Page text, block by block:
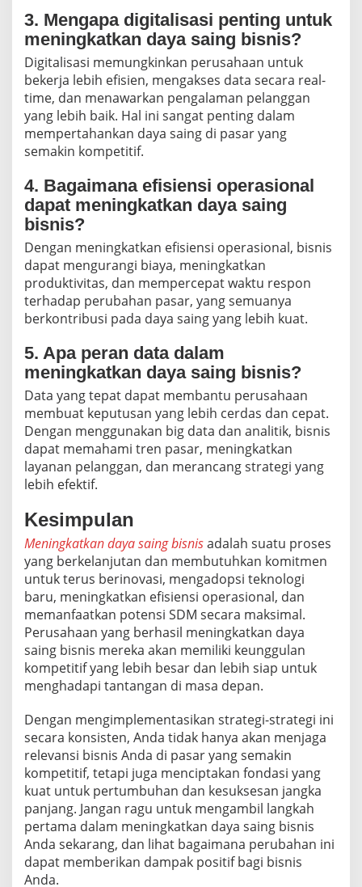
3. Mengapa digitalisasi penting untuk
meningkatkan daya saing bisnis?
Digitalisasi memungkinkan perusahaan untuk
bekerja lebih efisien, mengakses data secara real-
time, dan menawarkan pengalaman pelanggan
yang lebih baik. Hal ini sangat penting dalam
mempertahankan daya saing di pasar yang
semakin kompetitif.
4. Bagaimana efisiensi operasional
dapat meningkatkan daya saing
bisnis?
Dengan meningkatkan efisiensi operasional, bisnis
dapat mengurangi biaya, meningkatkan
produktivitas, dan mempercepat waktu respon
terhadap perubahan pasar, yang semuanya
berkontribusi pada daya saing yang lebih kuat.
5. Apa peran data dalam
meningkatkan daya saing bisnis?
Data yang tepat dapat membantu perusahaan
membuat keputusan yang lebih cerdas dan cepat.
Dengan menggunakan big data dan analitik, bisnis
dapat memahami tren pasar, meningkatkan
layanan pelanggan, dan merancang strategi yang
lebih efektif.
Kesimpulan
Meningkatkan daya saing bisnisadalah suatu proses
yang berkelanjutan dan membutuhkan komitmen
untuk terus berinovasi, mengadopsi teknologi
baru, meningkatkan efisiensi operasional, dan
memanfaatkan potensi SDM secara maksimal.
Perusahaan yang berhasil meningkatkan daya
saing bisnis mereka akan memiliki keunggulan
kompetitif yang lebih besar dan lebih siap untuk
menghadapi tantangan di masa depan.
Dengan mengimplementasikan strategi-strategi ini
secara konsisten, Anda tidak hanya akan menjaga
relevansi bisnis Anda di pasar yang semakin
kompetitif, tetapi juga menciptakan fondasi yang
kuat untuk pertumbuhan dan kesuksesan jangka
panjang. Jangan ragu untuk mengambil langkah
pertama dalam meningkatkan daya saing bisnis
Anda sekarang, dan lihat bagaimana perubahan ini
dapat memberikan dampak positif bagi bisnis
Anda.